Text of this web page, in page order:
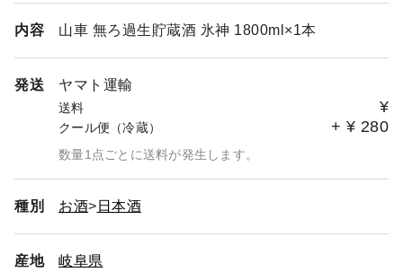
内容 山車 無ろ過生貯蔵酒 氷神 1800ml×1本
発送 ヤマト運輸
送料 ¥
クール便（冷蔵） + ¥ 280
数量1点ごとに送料が発生します。
種別 お酒 日本酒
産地 岐阜県